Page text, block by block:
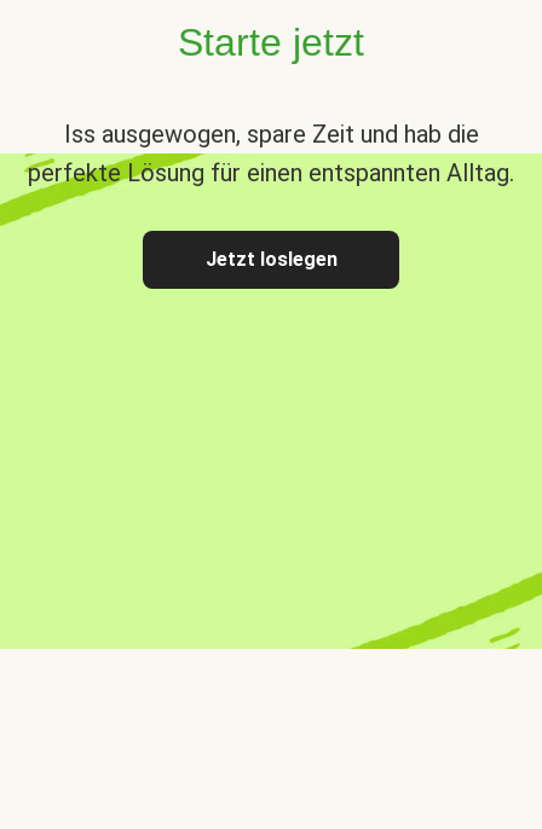
Starte jetzt
Iss ausgewogen, spare Zeit und hab die
perfekte Lösung für einen entspannten Alltag.
Jetzt loslegen